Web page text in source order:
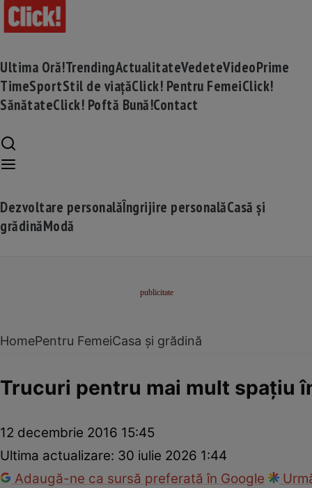
Ultima Oră!TrendingActualitateVedeteVideoPrime
TimeSportStil de viațăClick! Pentru FemeiClick!
SănătateClick! Poftă Bună!Contact
Dezvoltare personalăÎngrijire personalăCasă și
grădinăModă
HomePentru FemeiCasa și grădină
Trucuri pentru mai mult spaţiu
12 decembrie 2016 15:45
Ultima actualizare: 30 iulie 2026 1:44
Adaugă-ne ca sursă preferată în Google